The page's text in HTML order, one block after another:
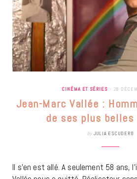
CINÉMA ET SÉRIES 28
Jean-Marc Vallée :
de ses plus belles
by JULIA ESCUDERO
Il s’en est allé. A seulement 58 ans,